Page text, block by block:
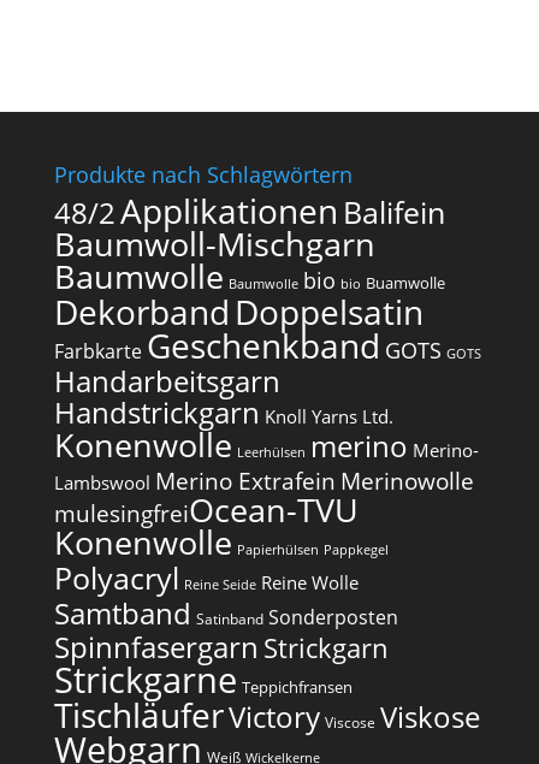
Produkte nach Schlagwörtern
48/2Applikationen Balifein
Baumwoll-Mischgarn
Baumwolle Baumwolle bio bio Buamwolle
Dekorband Doppelsatin
Farbkarte Geschenkband GOTS GOTS
Handarbeitsgarn
Handstrickgarn Knoll Yarns Ltd.
Konenwolle Leerhülsen merino Merino-
Lambswool Merino Extrafein Merinowolle
mulesingfrei​Ocean-TVU
Konenwolle Papierhülsen Pappkegel
Polyacryl Reine Seide Reine Wolle
Samtband Satinband Sonderposten
Spinnfasergarn Strickgarn
Strickgarne Teppichfransen
TischläuferVictory Viscose Viskose
Webgarn Weiß Wickelkerne